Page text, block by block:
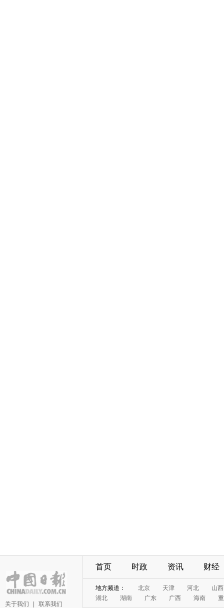
关于我们 联系我们
首页 时政 资讯 财经
地方频道： 北京 天津 河北
山西
湖北
湖南 广东 广西 海南